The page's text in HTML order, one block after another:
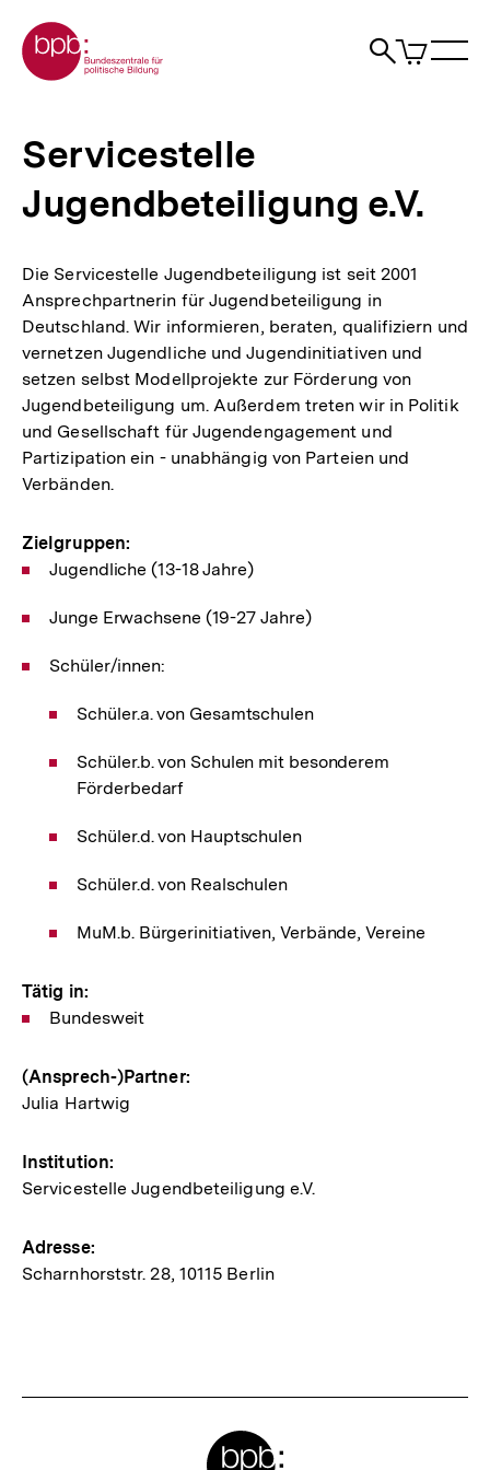
zum
Seiteninhalt
springen
Zur Startseite der bpb
Suche
Artikel
im
e.V.
bpb.de
Servicestelle
Jugendbeteiligung e.V.
Die Servicestelle Jugendbeteiligung ist seit 2001
Ansprechpartnerin für Jugendbeteiligung in
Deutschland. Wir informieren, beraten, qualifiziern und
vernetzen Jugendliche und Jugendinitiativen und
setzen selbst Modellprojekte zur Förderung von
Jugendbeteiligung um. Außerdem treten wir in Politik
und Gesellschaft für Jugendengagement und
Partizipation ein - unabhängig von Parteien und
Verbänden.
Zielgruppen:
Jugendliche (13-18 Jahre)
Junge Erwachsene (19-27 Jahre)
Schüler/innen:
Schüler.a. von Gesamtschulen
Schüler.b. von Schulen mit besonderem
Förderbedarf
Schüler.d. von Hauptschulen
Schüler.d. von Realschulen
MuM.b. Bürgerinitiativen, Verbände, Vereine
Tätig in:
Bundesweit
(Ansprech-)Partner:
Julia Hartwig
Institution:
Servicestelle Jugendbeteiligung e.V.
Adresse:
Scharnhorststr. 28, 10115 Berlin